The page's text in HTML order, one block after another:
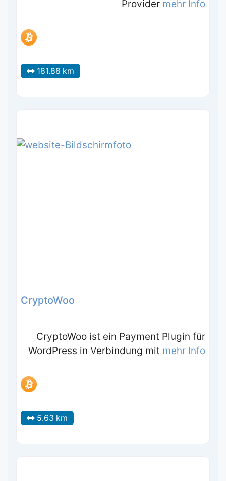
Provider mehr Info
181.88 km
CryptoWoo
CryptoWoo ist ein Payment Plugin für
WordPress in Verbindung mit mehr Info
5.63 km